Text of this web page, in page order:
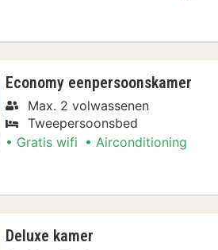
Economy eenpersoonskamer
Max. 2 volwassenen
Tweepersoonsbed
Gratis wifi
Airconditioning
Deluxe kamer